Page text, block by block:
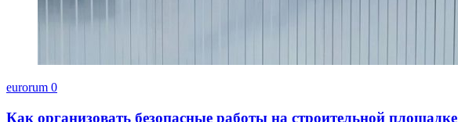
eurorum 0
Как организовать безопасные работы на строительной площадке